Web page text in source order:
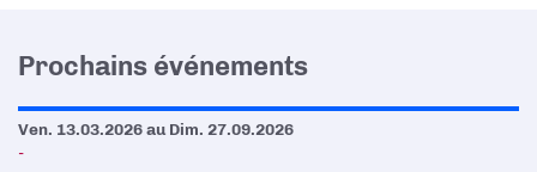
Prochains événements
Ven. 13.03.2026au Dim. 27.09.2026
-